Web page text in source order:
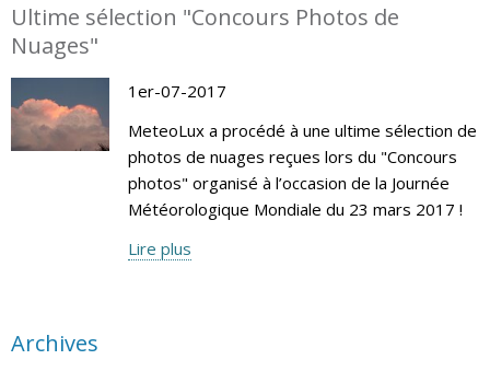
Ultime sélection "Concours Photos de
Nuages"
1er-07-2017
MeteoLux a procédé à une ultime sélection de
photos de nuages reçues lors du "Concours
photos" organisé à l’occasion de la Journée
Météorologique Mondiale du 23 mars 2017 !
Lire plus
Archives